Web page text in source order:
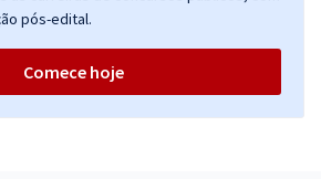
pós-edital.
Comece hoje